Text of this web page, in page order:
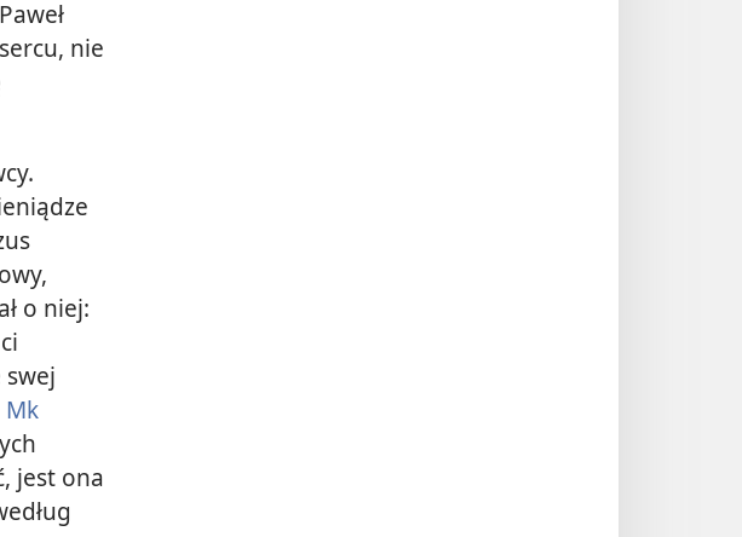
nie
o niej:
Mk
jest ona